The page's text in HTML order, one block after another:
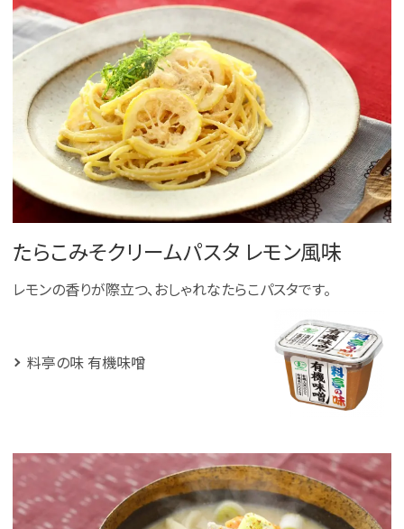
たらこみそクリームパスタ レモン風味
レモンの香りが際立つ、おしゃれなたらこパスタです。
料亭の味 有機味噌